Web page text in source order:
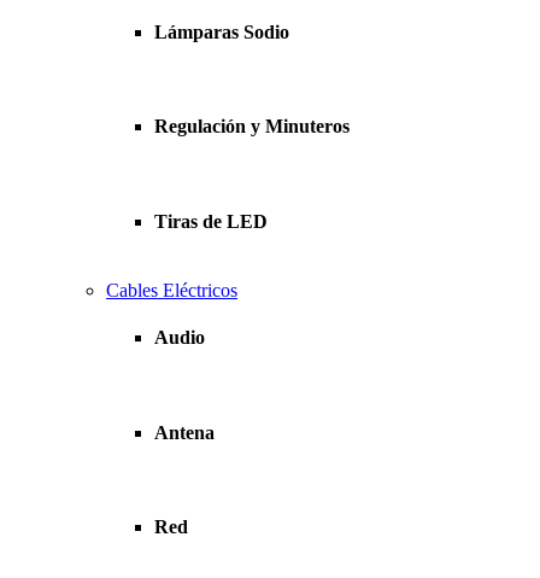
Lámparas Sodio
Regulación y Minuteros
Tiras de LED
Cables Eléctricos
Audio
Antena
Red